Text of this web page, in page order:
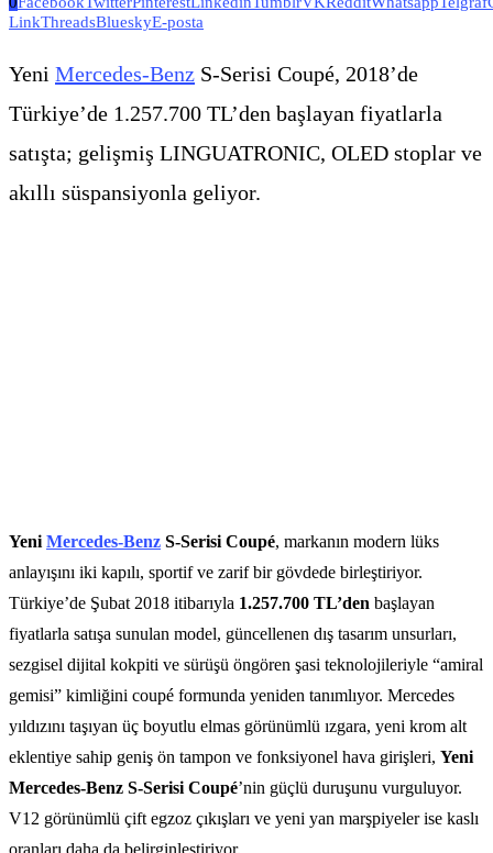
LinkThreadsBlueskyE-posta
Yeni Mercedes-Benz S-Serisi Coupé, 2018’de
Türkiye’de 1.257.700 TL’den başlayan fiyatlarla
satışta; gelişmiş LINGUATRONIC, OLED stoplar ve
akıllı süspansiyonla geliyor.
Yeni Mercedes-Benz S-Serisi Coupé, markanın modern lüks
anlayışını iki kapılı, sportif ve zarif bir gövdede birleştiriyor.
Türkiye’de Şubat 2018 itibarıyla 1.257.700 TL’den başlayan
fiyatlarla satışa sunulan model, güncellenen dış tasarım unsurları,
sezgisel dijital kokpiti ve sürüşü öngören şasi teknolojileriyle “amiral
gemisi” kimliğini coupé formunda yeniden tanımlıyor. Mercedes
yıldızını taşıyan üç boyutlu elmas görünümlü ızgara, yeni krom alt
eklentiye sahip geniş ön tampon ve fonksiyonel hava girişleri, Yeni
Mercedes-Benz S-Serisi Coupé’nin güçlü duruşunu vurguluyor.
V12 görünümlü çift egzoz çıkışları ve yeni yan marşpiyeler ise kaslı
oranları daha da belirginleştiriyor.